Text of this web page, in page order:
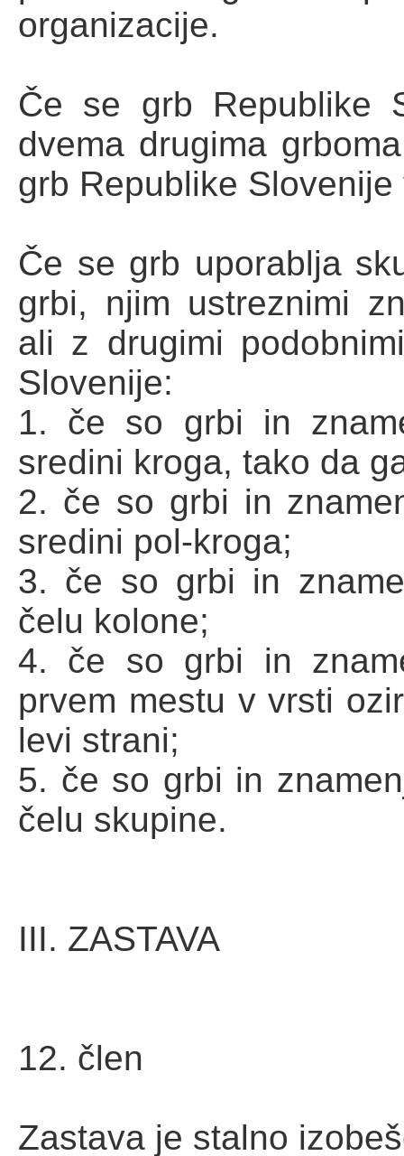
organizacije.
Če se grb Republike
dvema drugima
grb Republike
Če se grb uporablja
grbi, njim ustreznimi
ali z drugimi
Slovenije:
1. če so grbi in
sredini kroga, tako da
2. če so grbi in
sredini pol-kroga;
3. če so grbi in
čelu kolone;
4. če so grbi in
prvem mestu v vrsti
levi strani;
5. če so grbi in
čelu skupine.
III. ZASTAVA
12. člen
Zastava je stalno